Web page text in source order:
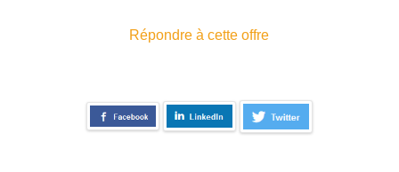
Répondre à cette offre